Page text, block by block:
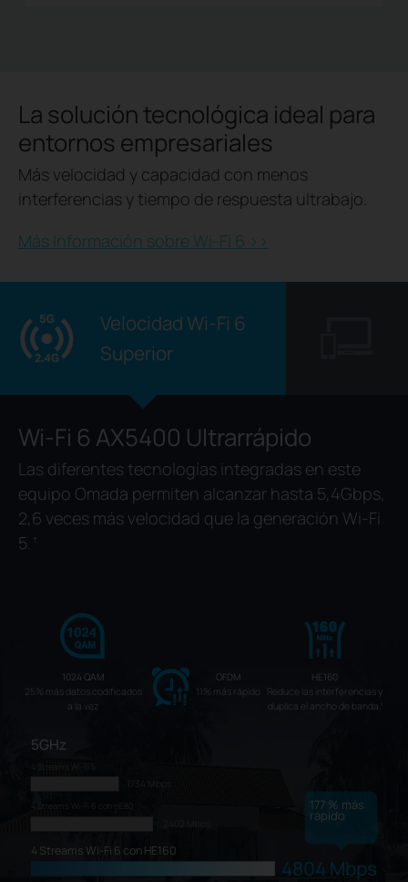
La solución tecnológica ideal para
entornos empresariales
Más velocidad y capacidad con menos
interferencias y tiempo de respuesta ultrabajo.
Más Información sobre Wi-Fi 6 >>
Velocidad Wi-Fi 6
Superior
Wi-Fi 6 AX5400 Ultrarrápido
Las diferentes tecnologías integradas en este
equipo Omada permiten alcanzar hasta 5,4Gbps,
2,6 veces más velocidad que la generación Wi-Fi
5. †
1024 QAM
25% más datos codificados
a la vez
OFDM
11% más rápido
HE160
Reduce las interferencias y
duplica el ancho de banda.
5GHz
4 Streams Wi-Fi 6 con HE80
4 Streams Wi-Fi 6 con HE160
1734 Mbps
4804 Mbps
177 % más
rápido